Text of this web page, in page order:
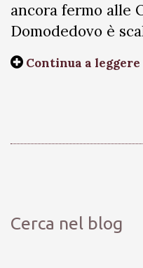
ancora fermo alle
Domodedovo è
Continua a leggere
Cerca nel blog